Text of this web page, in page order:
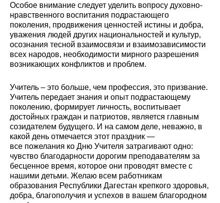
Особое внимание следует уделить вопросу духовно-
нравственного воспитания подрастающего
поколения, продвижения ценностей истины и добра,
уважения людей других национальностей и культур,
осознания тесной взаимосвязи и взаимозависимости
всех народов, необходимости мирного разрешения
возникающих конфликтов и проблем.
Учитель – это больше, чем профессия, это призвание.
Учитель передает знания и опыт подрастающему
поколению, формирует личность, воспитывает
достойных граждан и патриотов, является главным
созидателем будущего. И на самом деле, неважно, в
какой день отмечается этот праздник —
все пожелания ко Дню Учителя затрагивают одно:
чувство благодарности дорогим преподавателям за
бесценное время, которое они проводят вместе с
нашими детьми. Желаю всем работникам
образования Республики Дагестан крепкого здоровья,
добра, благополучия и успехов в вашем благородном